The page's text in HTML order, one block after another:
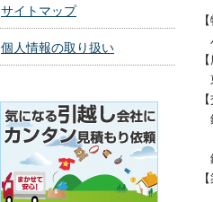
サイトマップ
個人情報の取り扱い